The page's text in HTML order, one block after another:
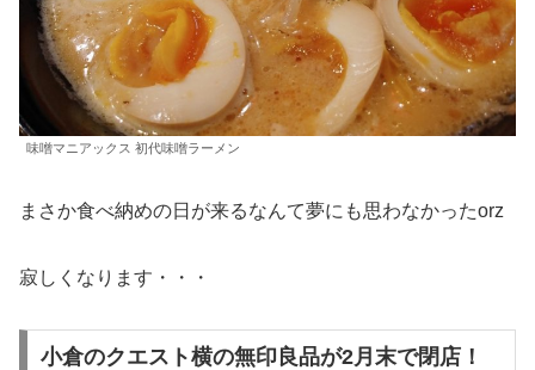
味噌マニアックス 初代味噌ラーメン
まさか食べ納めの日が来るなんて夢にも思わなかったorz
寂しくなります・・・
小倉のクエスト横の無印良品が2月末で閉店！